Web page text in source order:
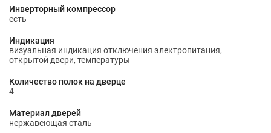
Инверторный компрессор
есть
Индикация
визуальная индикация отключения электропитания,
открытой двери, температуры
Количество полок на дверце
4
Материал дверей
нержавеющая сталь